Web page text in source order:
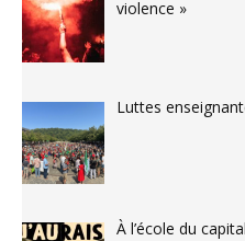
violence »
Luttes
À l’école du